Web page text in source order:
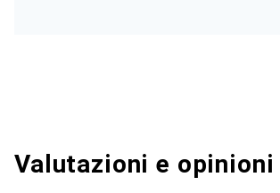
Valutazioni e opinioni